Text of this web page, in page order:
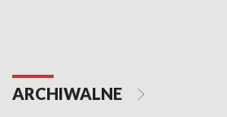
ARCHIWALNE